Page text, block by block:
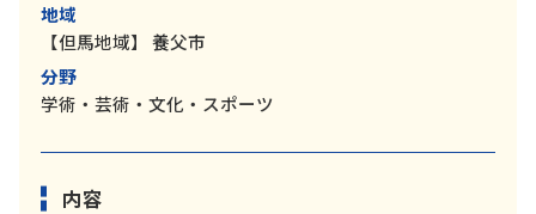
地域
【但馬地域】
養父市
分野
学術・芸術・文化・スポーツ
内容